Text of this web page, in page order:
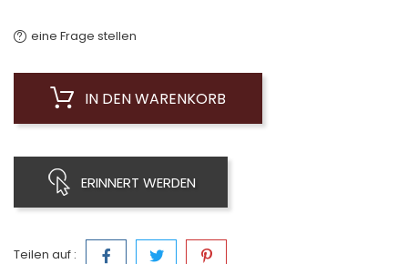
eine Frage stellen
IN DEN WARENKORB
ERINNERT WERDEN
Teilen auf :